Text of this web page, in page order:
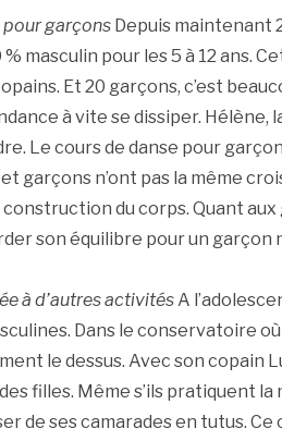
pour garçonsDepuis maintenant 2
% masculin pour les 5 à 12 ans.
Et 20 garçons, c’est
à vite se dissiper. Hélène,
Le cours de danse pour
garçons n’ont pas la même
du corps. Quant aux
son équilibre pour un garçon
à d’autres activitésA
Dans le conservatoire
le dessus. Avec son copain
filles. Même s’ils pratiquent
de ses camarades en tutus.